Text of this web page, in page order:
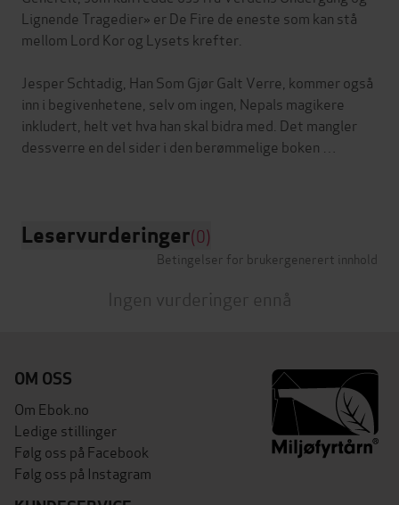
Lignende Tragedier» er De Fire de eneste som kan stå
mellom Lord Kor og Lysets krefter.
Jesper Schtadig, Han Som Gjør Galt Verre, kommer også
inn i begivenhetene, selv om ingen, Nepals magikere
inkludert, helt vet hva han skal bidra med. Det mangler
dessverre en del sider i den berømmelige boken …
Leservurderinger(0)
Betingelser for brukergenerert innhold
Ingen vurderinger ennå
OM OSS
Om Ebok.no
Ledige stillinger
Følg oss på Facebook
Følg oss på Instagram